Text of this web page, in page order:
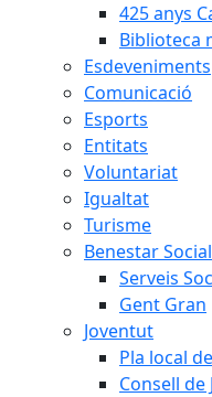
425 anys
Biblioteca
Esdeveniments
Comunicació
Esports
Entitats
Voluntariat
Igualtat
Turisme
Benestar Social
Serveis
Gent Gran
Joventut
Pla local
Consell de